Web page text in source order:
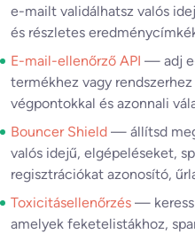
e-mailt validálhatsz valós
és részletes
E-mail-ellenőrző API — adj
termékhez vagy
végpontokkal és azonnali
Bouncer Shield — állítsd
valós idejű, elgépeléseket,
regisztrációkat azonosító,
Toxicitásellenőrzés — keress
amelyek feketelistákhoz,